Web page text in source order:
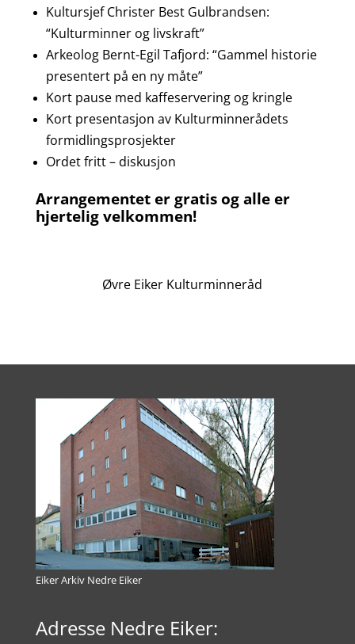
Kultursjef Christer Best Gulbrandsen:
“Kulturminner og livskraft”
Arkeolog Bernt-Egil Tafjord: “Gammel historie
presentert på en ny måte”
Kort pause med kaffeservering og kringle
Kort presentasjon av Kulturminnerådets
formidlingsprosjekter
Ordet fritt – diskusjon
Arrangementet er gratis og alle er
hjertelig velkommen!
Øvre Eiker Kulturminneråd
Eiker Arkiv Nedre Eiker
Adresse Nedre Eiker: